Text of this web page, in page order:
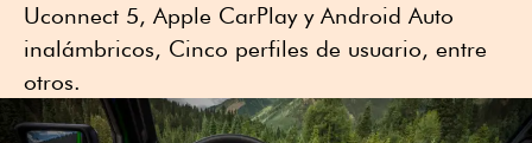
Uconnect 5, Apple CarPlay y Android Auto
inalámbricos, Cinco perfiles de usuario, entre
otros.